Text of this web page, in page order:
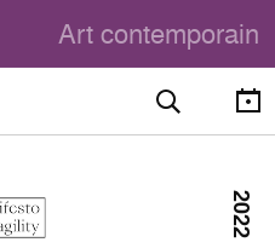
Art contemporain
2022